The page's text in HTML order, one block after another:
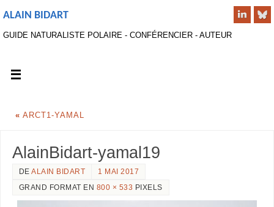
ALAIN BIDART
GUIDE NATURALISTE POLAIRE - CONFÉRENCIER - AUTEUR
« ARCT1-YAMAL
AlainBidart-yamal19
DEALAIN BIDART
1 MAI 2017
GRAND FORMAT EN 800 × 533 PIXELS